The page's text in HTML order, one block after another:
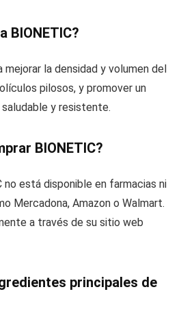
BIONETIC?
mejorar la densidad y volumen del
pilosos, y promover un
y resistente.
BIONETIC?
está disponible en farmacias ni
Mercadona, Amazon o Walmart.
a través de su sitio web
principales de